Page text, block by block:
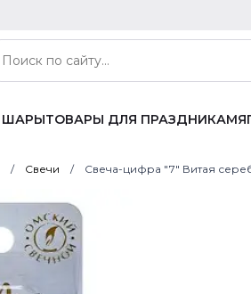
ШАРЫТОВАРЫ ДЛЯ ПРАЗДНИКА
Свечи Свеча-цифра "7" Витая